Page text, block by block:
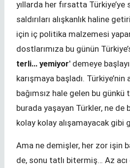
yıllarda her fırsatta Türkiye’ye
saldırıları alışkanlık haline
için iç politika malzemesi yapan
dostlarımıza bu günün
terli… yemiyor' demeye
karışmaya başladı.
bağımsız hale gelen bu günkü
burada yaşayan Türkler, ne de
kolay kolay alışamayacak gibi
Ama ne demişler, her zor işin
de, sonu tatlı bitermiş… Az